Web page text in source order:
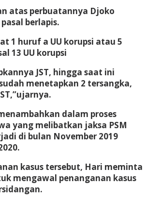
atas perbuatannya Djoko
berlapis.
1 huruf a UU korupsi atau 5
13 UU korupsi
JST, hingga saat ini
menetapkan 2 tersangka,
dalam proses
yang melibatkan jaksa PSM
di bulan November 2019
kasus tersebut, Hari meminta
mengawal penanganan kasus